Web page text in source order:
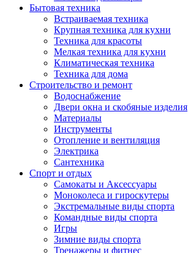
Бытовая техника
Встраиваемая техника
Крупная техника для кухни
Техника для красоты
Мелкая техника для кухни
Климатическая техника
Техника для дома
Строительство и ремонт
Водоснабжение
Двери окна и скобяные изделия
Материалы
Инструменты
Отопление и вентиляция
Электрика
Сантехника
Спорт и отдых
Самокаты и Аксессуары
Моноколеса и гироскутеры
Экстремальные виды спорта
Командные виды спорта
Игры
Зимние виды спорта
Тренажеры и фитнес